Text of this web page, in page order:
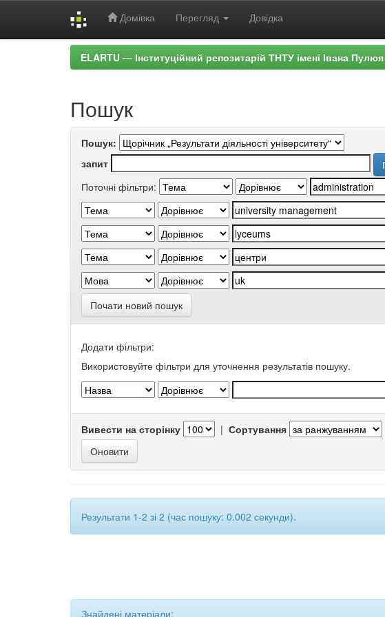
Домівка Перегляд Довідка
ELARTU — Інституційний репозитарій ТНТУ імені Івана Пулюя
Пошук
Пошук:
запит
Поточні фільтри:
Почати новий пошук
Додати фільтри:
Використовуйте фільтри для уточнення результатів пошуку.
Вивести на сторінку | Сортування
Результати 1-2 зі 2 (час пошуку: 0.002 секунди).
Знайдені матеріали: